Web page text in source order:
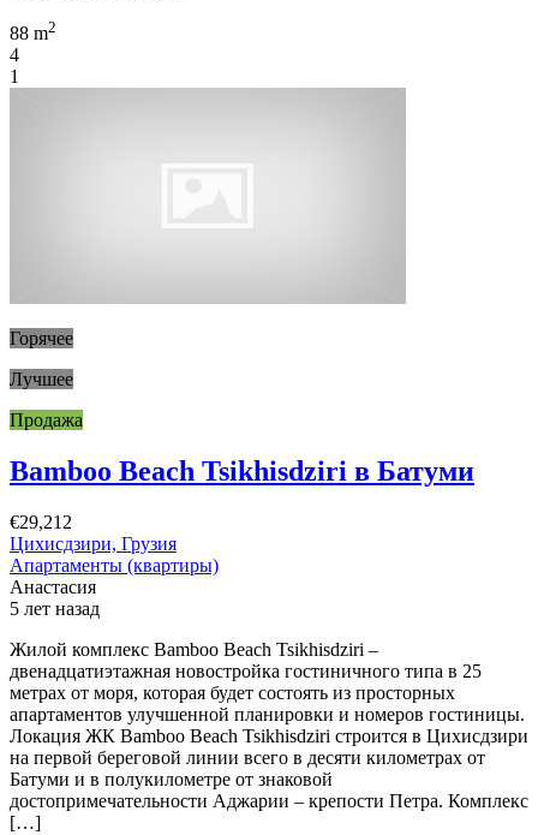
88 m2
4
1
Горячее
Лучшее
Продажа
Bamboo Beach Tsikhisdziri в Батуми
€29,212
Цихисдзири, Грузия
Апартаменты (квартиры)
Анастасия
5 лет назад
Жилой комплекс Bamboo Beach Tsikhisdziri –
двенадцатиэтажная новостройка гостиничного типа в 25
метрах от моря, которая будет состоять из просторных
апартаментов улучшенной планировки и номеров гостиницы.
Локация ЖК Bamboo Beach Tsikhisdziri строится в Цихисдзири
на первой береговой линии всего в десяти километрах от
Батуми и в полукилометре от знаковой
достопримечательности Аджарии – крепости Петра. Комплекс
[…]